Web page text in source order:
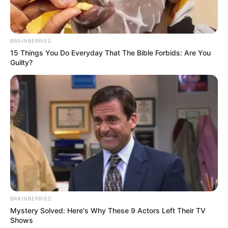
0
Xəbər xoşunuza gəldi? Sosial şəbəkələrdə paylaşın
BRAINBERRIES
15 Things You Do Everyday That The Bible Forbids: Are You
Guilty?
BRAINBERRIES
Mystery Solved: Here's Why These 9 Actors Left Their TV
Shows